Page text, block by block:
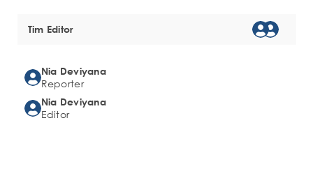
Tim Editor
Nia Deviyana
Reporter
Nia Deviyana
Editor